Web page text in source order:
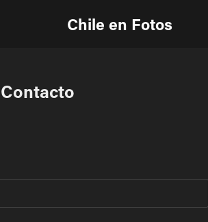
Chile en Fotos
Contacto